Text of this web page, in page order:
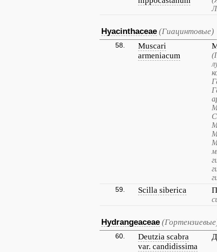
Hyacinthaceae (Гиацинтовые)
58.
Muscari
armeniacum
59. Scilla siberica
Hydrangeaceae
60.
Deutzia scabra
var. candidissima